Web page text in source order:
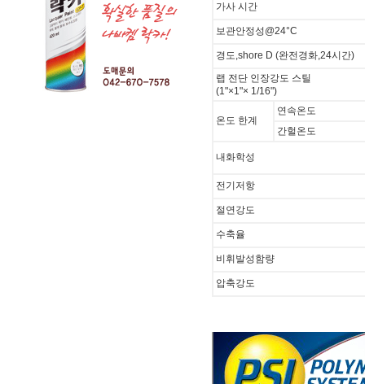
가사 시간
보관안정성@24°C
경도,shore D (완전경화,24시간)
랩 전단 인장강도 스틸
(1"×1"× 1/16")
온도 한계
연속온도
간헐온도
내화학성
전기저항
절연강도
수축율
비휘발성함량
압축강도